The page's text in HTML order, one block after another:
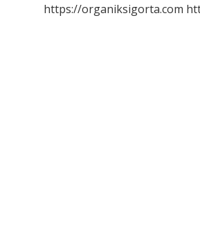
https://organiksigorta.com